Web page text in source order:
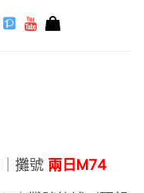
攤號 兩日M74